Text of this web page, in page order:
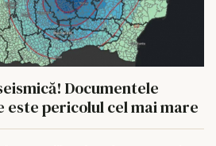
Documentele
este pericolul cel mai mare